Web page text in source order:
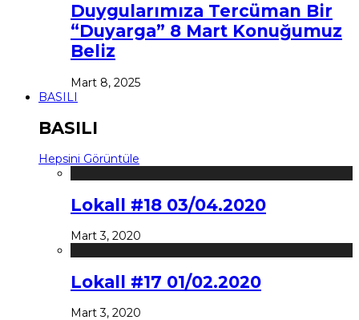
Duygularımıza Tercüman Bir
“Duyarga” 8 Mart Konuğumuz
Beliz
Mart 8, 2025
BASILI
BASILI
Hepsini Görüntüle
Lokall #18 03/04.2020
Mart 3, 2020
Lokall #17 01/02.2020
Mart 3, 2020